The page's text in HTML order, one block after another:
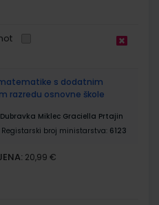
matematike s dodatnim
razredu osnovne škole
Miklec Graciella Prtajin
Registarski broj ministarstva: 6123
20,99 €